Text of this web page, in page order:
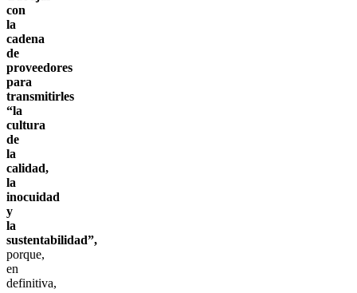
con
la
cadena
de
proveedores
para
transmitirles
“la
cultura
de
la
calidad,
la
inocuidad
y
la
sustentabilidad”,
porque,
en
definitiva,